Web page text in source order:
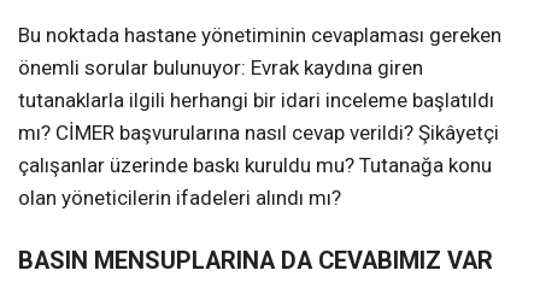
Bu noktada hastane yönetiminin cevaplaması gereken
önemli sorular bulunuyor: Evrak kaydına giren
tutanaklarla ilgili herhangi bir idari inceleme başlatıldı
mı? CİMER başvurularına nasıl cevap verildi? Şikâyetçi
çalışanlar üzerinde baskı kuruldu mu? Tutanağa konu
olan yöneticilerin ifadeleri alındı mı?
BASIN MENSUPLARINA DA CEVABIMIZ VAR